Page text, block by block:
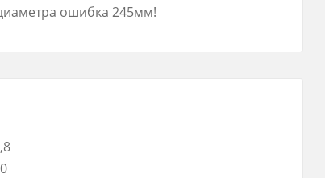
ошибка 245мм!